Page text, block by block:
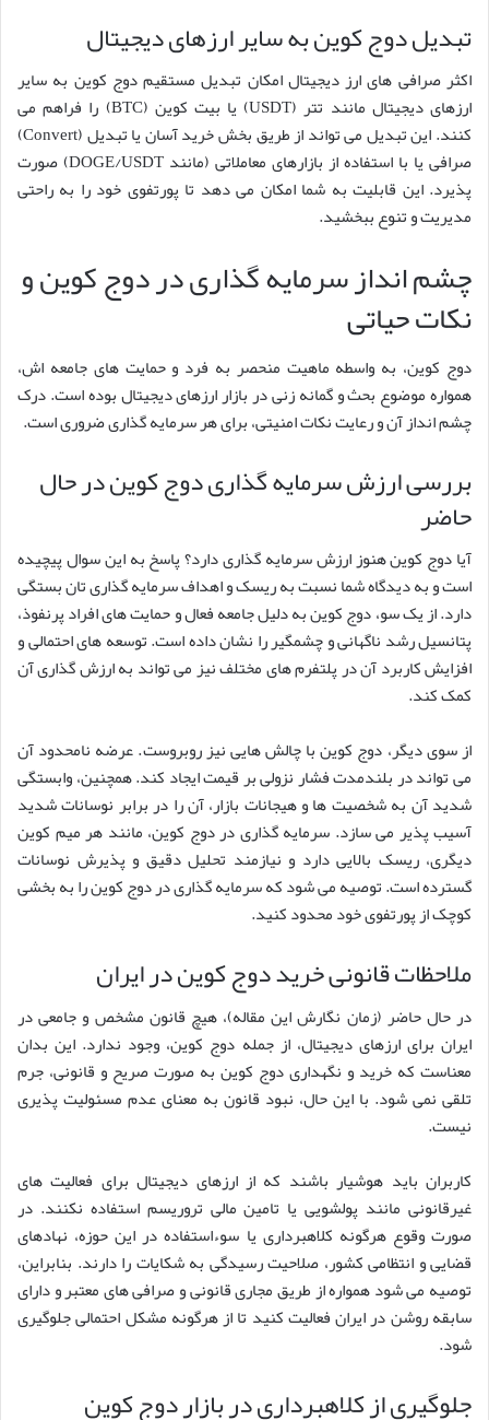
تبدیل دوج کوین به سایر ارزهای دیجیتال
اکثر صرافی های ارز دیجیتال امکان تبدیل مستقیم دوج کوین به سایر
ارزهای دیجیتال مانند تتر (USDT) یا بیت کوین (BTC) را فراهم می
کنند. این تبدیل می تواند از طریق بخش خرید آسان یا تبدیل (Convert)
صرافی یا با استفاده از بازارهای معاملاتی (مانند DOGE/USDT) صورت
پذیرد. این قابلیت به شما امکان می دهد تا پورتفوی خود را به راحتی
مدیریت و تنوع ببخشید.
چشم انداز سرمایه گذاری در دوج کوین و
نکات حیاتی
دوج کوین، به واسطه ماهیت منحصر به فرد و حمایت های جامعه اش،
همواره موضوع بحث و گمانه زنی در بازار ارزهای دیجیتال بوده است. درک
چشم انداز آن و رعایت نکات امنیتی، برای هر سرمایه گذاری ضروری است.
بررسی ارزش سرمایه گذاری دوج کوین در حال
حاضر
آیا دوج کوین هنوز ارزش سرمایه گذاری دارد؟ پاسخ به این سوال پیچیده
است و به دیدگاه شما نسبت به ریسک و اهداف سرمایه گذاری تان بستگی
دارد. از یک سو، دوج کوین به دلیل جامعه فعال و حمایت های افراد پرنفوذ،
پتانسیل رشد ناگهانی و چشمگیر را نشان داده است. توسعه های احتمالی و
افزایش کاربرد آن در پلتفرم های مختلف نیز می تواند به ارزش گذاری آن
کمک کند.
از سوی دیگر، دوج کوین با چالش هایی نیز روبروست. عرضه نامحدود آن
می تواند در بلندمدت فشار نزولی بر قیمت ایجاد کند. همچنین، وابستگی
شدید آن به شخصیت ها و هیجانات بازار، آن را در برابر نوسانات شدید
آسیب پذیر می سازد. سرمایه گذاری در دوج کوین، مانند هر میم کوین
دیگری، ریسک بالایی دارد و نیازمند تحلیل دقیق و پذیرش نوسانات
گسترده است. توصیه می شود که سرمایه گذاری در دوج کوین را به بخشی
کوچک از پورتفوی خود محدود کنید.
ملاحظات قانونی خرید دوج کوین در ایران
در حال حاضر (زمان نگارش این مقاله)، هیچ قانون مشخص و جامعی در
ایران برای ارزهای دیجیتال، از جمله دوج کوین، وجود ندارد. این بدان
معناست که خرید و نگهداری دوج کوین به صورت صریح و قانونی، جرم
تلقی نمی شود. با این حال، نبود قانون به معنای عدم مسئولیت پذیری
نیست.
کاربران باید هوشیار باشند که از ارزهای دیجیتال برای فعالیت های
غیرقانونی مانند پولشویی یا تامین مالی تروریسم استفاده نکنند. در
صورت وقوع هرگونه کلاهبرداری یا سوءاستفاده در این حوزه، نهادهای
قضایی و انتظامی کشور، صلاحیت رسیدگی به شکایات را دارند. بنابراین،
توصیه می شود همواره از طریق مجاری قانونی و صرافی های معتبر و دارای
سابقه روشن در ایران فعالیت کنید تا از هرگونه مشکل احتمالی جلوگیری
شود.
جلوگیری از کلاهبرداری در بازار دوج کوین